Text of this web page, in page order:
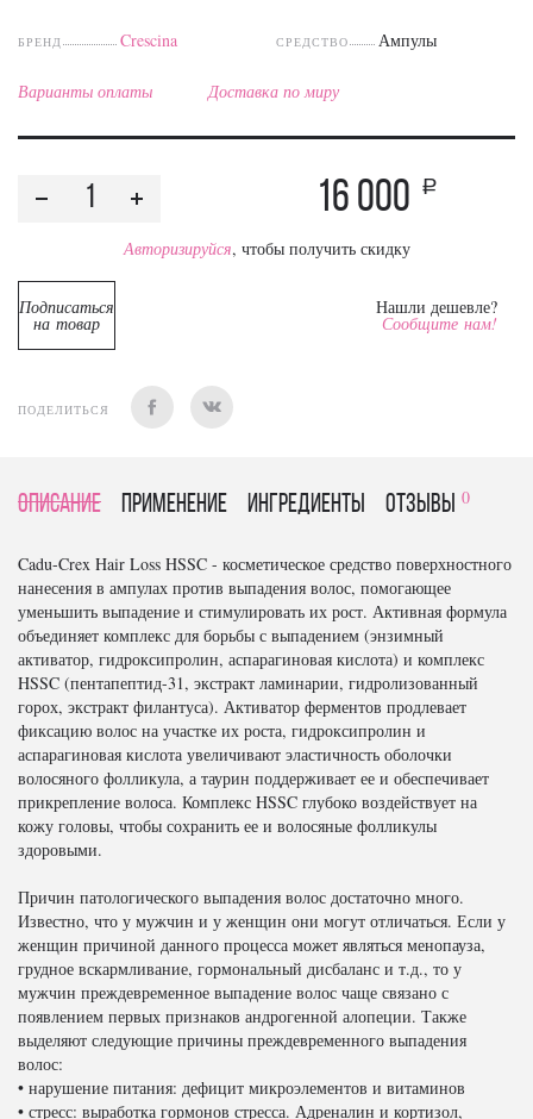
БРЕНД Crescina СРЕДСТВО Ампулы
Варианты оплаты Доставка по миру
16 000 a
Авторизируйся, чтобы получить скидку
Подписаться
на товар
Нашли дешевле?
Сообщите нам!
ПОДЕЛИТЬСЯ
Описание Применение Ингредиенты отзывы 0
Cadu-Crex Hair Loss HSSC - косметическое средство поверхностного
нанесения в ампулах против выпадения волос, помогающее
уменьшить выпадение и стимулировать их рост. Активная формула
объединяет комплекс для борьбы с выпадением (энзимный
активатор, гидроксипролин, аспарагиновая кислота) и комплекс
HSSC (пентапептид-31, экстракт ламинарии, гидролизованный
горох, экстракт филантуса). Активатор ферментов продлевает
фиксацию волос на участке их роста, гидроксипролин и
аспарагиновая кислота увеличивают эластичность оболочки
волосяного фолликула, а таурин поддерживает ее и обеспечивает
прикрепление волоса. Комплекс HSSC глубоко воздействует на
кожу головы, чтобы сохранить ее и волосяные фолликулы
здоровыми.
Причин патологического выпадения волос достаточно много.
Известно, что у мужчин и у женщин они могут отличаться. Если у
женщин причиной данного процесса может являться менопауза,
грудное вскармливание, гормональный дисбаланс и т.д., то у
мужчин преждевременное выпадение волос чаще связано с
появлением первых признаков андрогенной алопеции. Также
выделяют следующие причины преждевременного выпадения
волос:
• нарушение питания: дефицит микроэлементов и витаминов
• стресс: выработка гормонов стресса. Адреналин и кортизол,